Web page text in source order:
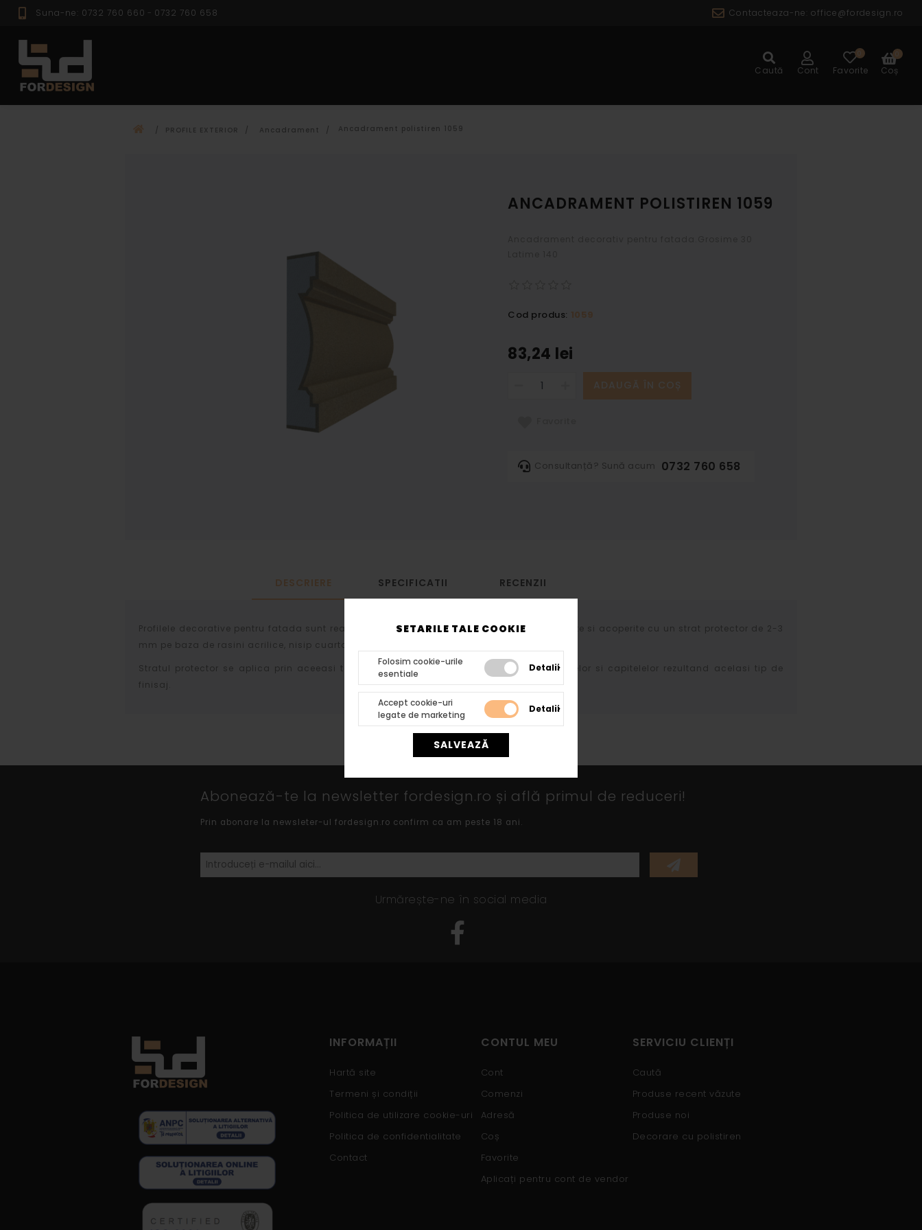
SETARILE TALE COOKIE
Folosim cookie-urile
esentiale
Detalii
Accept cookie-uri
legate de marketing
Detalii
SALVEAZĂ
Suna-ne: 0732 760 660 - 0732 760 658 Contacteaza-ne:office@fordesign.ro
Caută Cont Favorite Coș
/ PROFILE EXTERIOR / Ancadrament / Ancadrament polistiren 1059
ANCADRAMENT POLISTIREN 1059
Cod produs: 1059
83,24 lei
ADAUGĂ ÎN COȘ
Consultanță? Sună acum 0732 760 658
DESCRIERE SPECIFICATII RECENZII
Profilele decorative pentru fatada sunt realizate din polistiren expandat de inalta densitate si acoperite cu un strat protector de 2-3
mm pe baza de rasini acrilice, nisip cuartos si diversi lianti chimici.
Stratul protector se aplica prin aceeasi tehnologie atat profilelor cat si arcadelor, bazelor si capitelelor rezultand acelasi tip de
finisaj.
Abonează-te la newsletter fordesign.ro și află primul de reduceri!
Prin abonare la newsleter-ul fordesign.ro confirm ca am peste 18 ani.
Urmărește-ne în social media
INFORMAȚII
Hartă site
Termeni și condiții
Politica de utilizare cookie-uri
Politica de confidentialitate
Contact
CONTUL MEU
Cont
Comenzi
Adresă
Coș
Favorite
Aplicați pentru cont de vendor
SERVICIU CLIENȚI
Caută
Produse recent văzute
Produse noi
Decorare cu polistiren